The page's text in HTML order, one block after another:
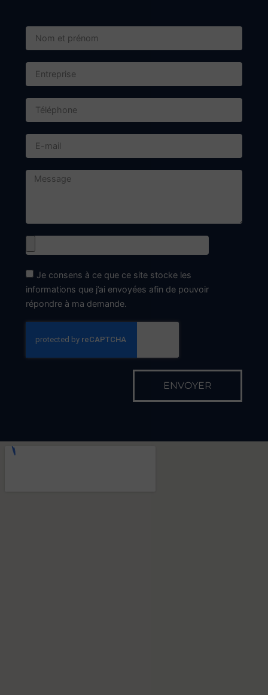
Je consens à ce que ce site stocke les
informations que j’ai envoyées afin de pouvoir
répondre à ma demande.
ENVOYER